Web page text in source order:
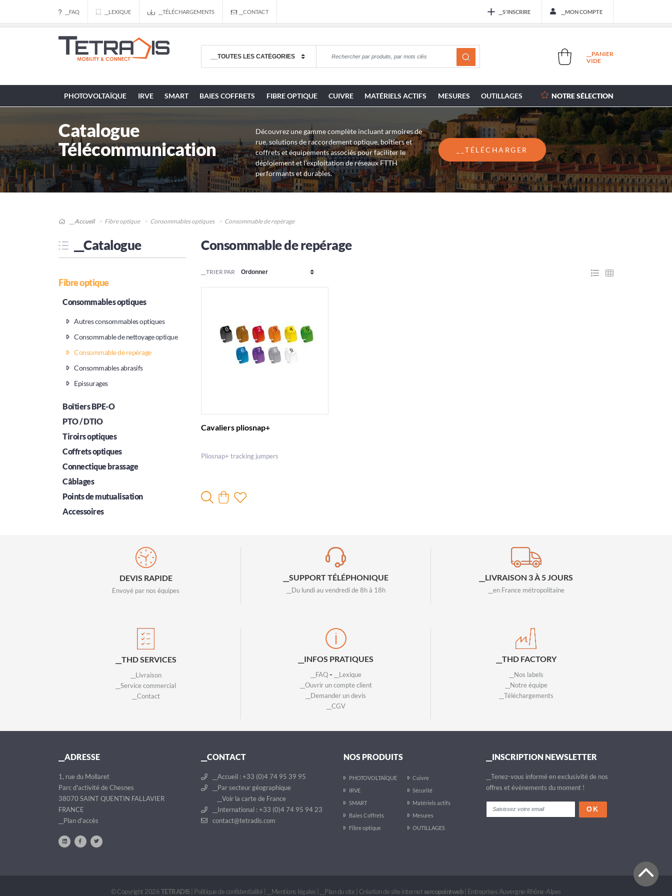
__FAQ __LEXIQUE __TÉLÉCHARGEMENTS __CONTACT __S'INSCRIRE __MON COMPTE
__PANIER
VIDE
PHOTOVOLTAÏQUE IRVE SMART BAIES COFFRETS FIBRE OPTIQUE CUIVRE MATÉRIELS ACTIFS MESURES OUTILLAGES NOTRE SÉLECTION
Catalogue
Télécommunication
Découvrez une gamme complète incluant armoires de
rue, solutions de raccordement optique, boîtiers et
coffrets et équipements associés pour faciliter le
déploiement et l’exploitation de réseaux FTTH
performants et durables.
__TÉLÉCHARGER
__Accueil Fibre optique Consommables optiques Consommable de repérage
__Catalogue
Fibre optique
Consommables optiques
Autres consommables optiques
Consommable de nettoyage optique
Consommable de repérage
Consommables abrasifs
Epissurages
Boîtiers BPE-O
PTO / DTIO
Tiroirs optiques
Coffrets optiques
Connectique brassage
Câblages
Points de mutualisation
Accessoires
Consommable de repérage
__TRIER PAR
Cavaliers pliosnap+
Pliosnap+ tracking jumpers
DEVIS RAPIDE
Envoyé par nos équipes
__SUPPORT TÉLÉPHONIQUE
__Du lundi au vendredi de 8h à 18h
__LIVRAISON 3 À 5 JOURS
__en France métropolitaine
__THD SERVICES
__Livraison
__Service commercial
__Contact
__INFOS PRATIQUES
__FAQ-
__Lexique
__Ouvrir un compte client
__Demander un devis
__CGV
__THD FACTORY
__Nos labels
__Notre équipe
__Téléchargements
__ADRESSE
1, rue du Mollaret
Parc d'activité de Chesnes
38070 SAINT QUENTIN FALLAVIER
FRANCE
__Plan d'accès
__CONTACT
__Accueil : +33 (0)4 74 95 39 95
__Par secteur géographique
__Voir la carte de France
__International : +33 (0)4 74 95 94 23
contact@tetradis.com
NOS PRODUITS
PHOTOVOLTAÏQUE
IRVE
SMART
Baies Coffrets
Fibre optique
Cuivre
Sécurité
Matériels actifs
Mesures
OUTILLAGES
__INSCRIPTION NEWSLETTER
__Tenez-vous informé en exclusivité de nos
offres et évènements du moment !
© Copyright 2026TETRADIS| Politique de confidentialité __Mentions légales __Plan du site Création de site internet sercopointweb| Entreprises Auvergne-Rhône-Alpes